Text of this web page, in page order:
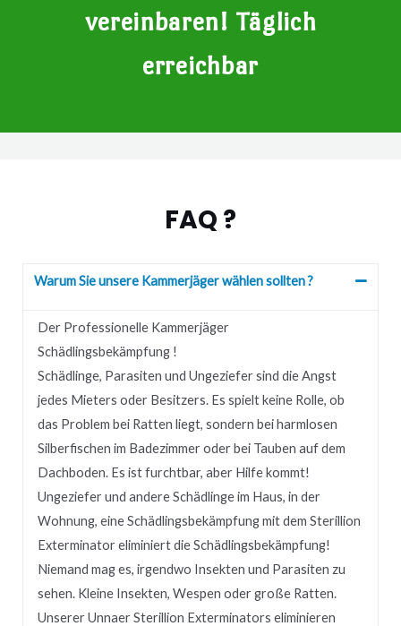
vereinbaren! Täglich
erreichbar
FAQ ?
Warum Sie unsere Kammerjäger wählen sollten ?
Der Professionelle Kammerjäger
Schädlingsbekämpfung !
Schädlinge, Parasiten und Ungeziefer sind die Angst
jedes Mieters oder Besitzers. Es spielt keine Rolle, ob
das Problem bei Ratten liegt, sondern bei harmlosen
Silberfischen im Badezimmer oder bei Tauben auf dem
Dachboden. Es ist furchtbar, aber Hilfe kommt!
Ungeziefer und andere Schädlinge im Haus, in der
Wohnung, eine Schädlingsbekämpfung mit dem Sterillion
Exterminator eliminiert die Schädlingsbekämpfung!
Niemand mag es, irgendwo Insekten und Parasiten zu
sehen. Kleine Insekten, Wespen oder große Ratten.
UnsererUnnaerSterillion Exterminators eliminieren